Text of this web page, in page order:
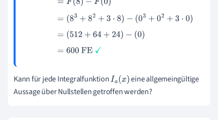
Kann für jede IntegralfunktionIa(x)
eine allgemeingültige
Aussage über Nullstellen getroffen werden?